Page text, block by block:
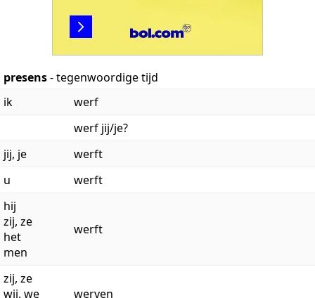
presens- tegenwoordige tijd
ik
werf
werf jij/je?
jij, je
werft
u
werft
hij
zij, ze
het
men
werft
zij, ze
wij, we
werven